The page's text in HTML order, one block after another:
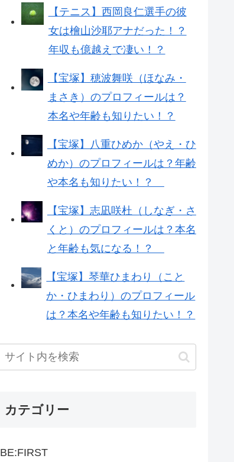
【テニス】西岡良仁選手の彼
女は檜山沙耶アナだった！？
年収も億越えで凄い！？
【宝塚】穂波舞咲（ほなみ・
まさき）のプロフィールは？
本名や年齢も知りたい！？
【宝塚】八重ひめか（やえ・ひ
めか）のプロフィールは？年齢
や本名も知りたい！？
【宝塚】志凪咲杜（しなぎ・さ
くと）のプロフィールは？本名
と年齢も気になる！？
【宝塚】琴華ひまわり（こと
か・ひまわり）のプロフィール
は？本名や年齢も知りたい！？
カテゴリー
BE:FIRST